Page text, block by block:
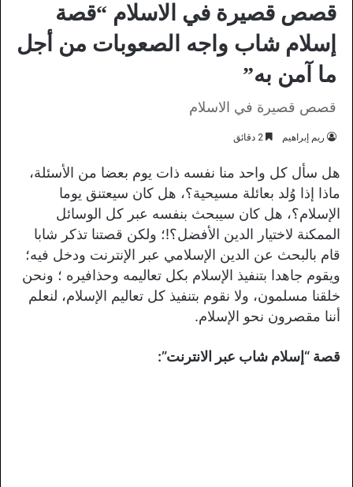
قصص قصيرة في الاسلام “قصة
إسلام شاب واجه الصعوبات من أجل
ما آمن به”
قصص قصيرة في الاسلام
ريم إبراهيم
هل سأل كل واحد منا نفسه ذات يوم بعضا من الأسئلة،
ماذا إذا وُلد بعائلة مسيحية؟، هل كان سيعتنق يوما
الإسلام؟، هل كان سيبحث بنفسه عبر كل الوسائل
الممكنة لاختيار الدين الأفضل؟!؛ ولكن قصتنا تذكر شابا
قام بالبحث عن الدين الإسلامي عبر الإنترنت ودخل فيه؛
ويقوم جاهدا بتنفيذ الإسلام بكل تعاليمه وحذافيره ؛ ونحن
خلقنا مسلمون، ولا نقوم بتنفيذ كل تعاليم الإسلام، لنعلم
أننا مقصرون نحو الإسلام.
قصة “إسلام شاب عبر الانترنت”: